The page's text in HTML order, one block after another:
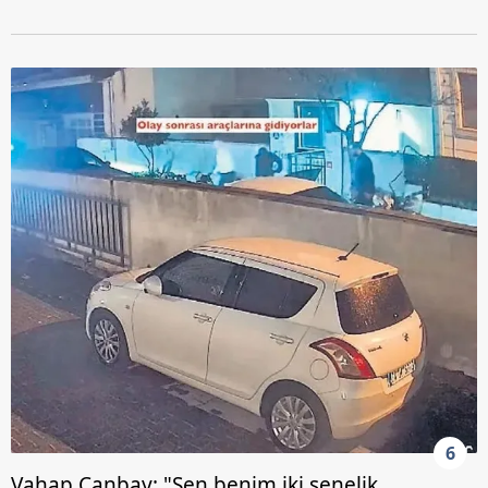
sınırlı olarak açık rızanız dahilinde kullanılacaktır.
Çerezlere ilişkin tercihlerinizi aşağıda yer alan panel
vasıtasıyla belirleyebilirsiniz. Çerezlere ilişkin detaylı bilgi
için Ayarlar butonuna tıklayabilir,Çerez Bilgilendirme
Metnimiziziyaret edebilirsiniz.
6698 sayılı Kişisel Verilerin Korunması Kanunu uyarınca
hazırlanmış Aydınlatma Metnimizi okumak ve sitemizde
ilgili mevzuata uygun olarak kullanılan çerezlerle ilgili bilgi
almak için lütfentıklayınız.
6